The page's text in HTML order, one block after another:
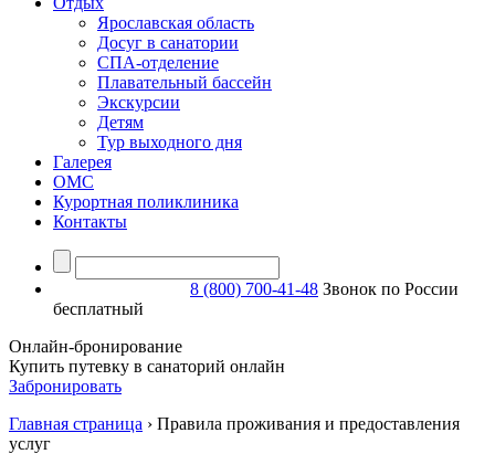
Ярославская область
Досуг в санатории
СПА-отделение
Плавательный бассейн
Экскурсии
Детям
Тур выходного дня
Галерея
ОМС
Курортная поликлиника
Контакты
8 (800) 700-41-48 Звонок по России
бесплатный
Онлайн-бронирование
Купить путевку в санаторий онлайн
Забронировать
Главная страница › Правила проживания и предоставления
услуг